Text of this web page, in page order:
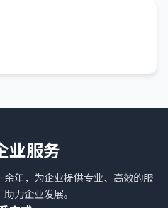
业服务
年，为企业提供专业、高效的服
力企业发展。